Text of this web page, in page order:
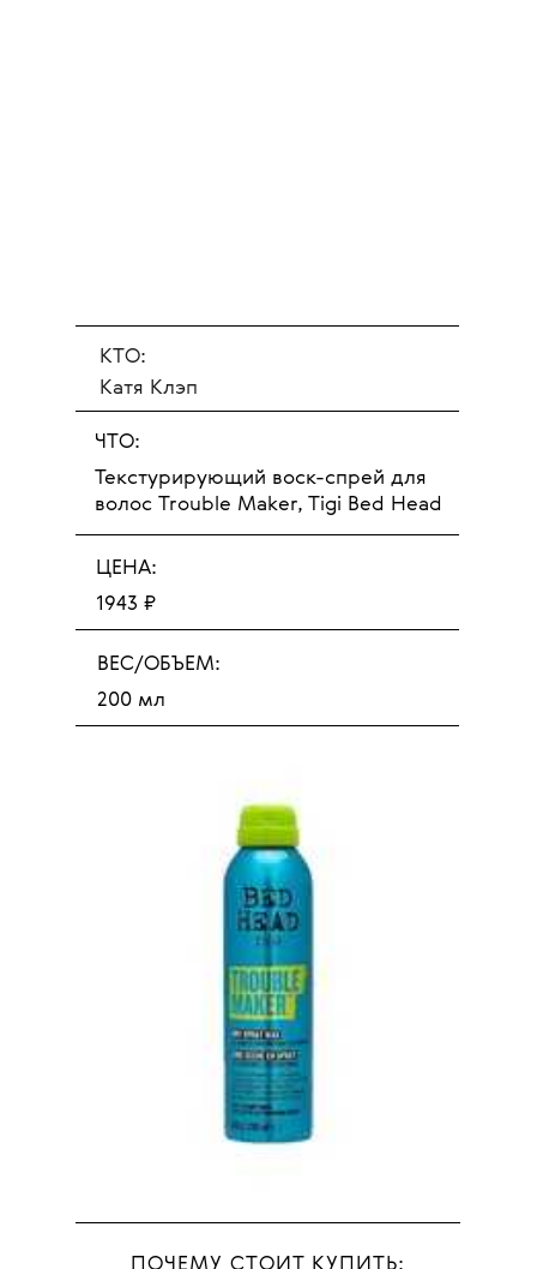
КТО:
Катя Клэп
ЧТО:
Текстурирующий воск-спрей для
волос Trouble Maker, Tigi Bed Head
ЦЕНА:
1943 ₽
ВЕС/ОБЪЕМ:
200 мл
ПОЧЕМУ СТОИТ КУПИТЬ: